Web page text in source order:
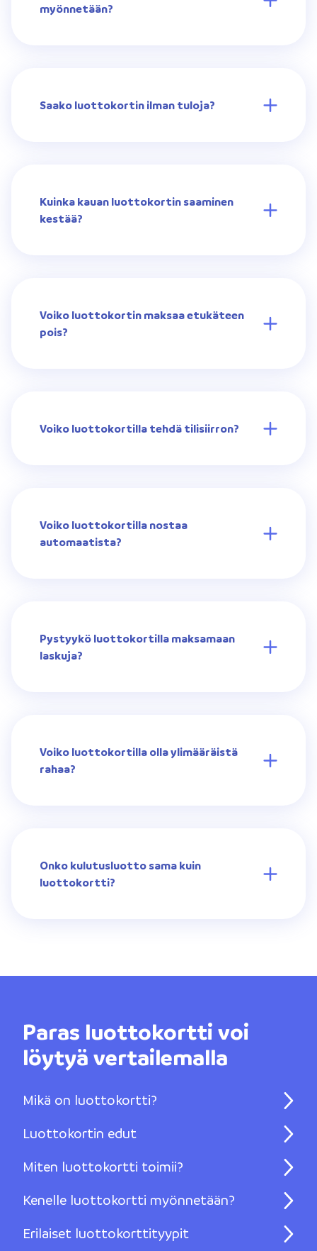
myönnetään?
Saako luottokortin ilman tuloja?
Kuinka kauan luottokortin saaminen
kestää?
Voiko luottokortin maksaa etukäteen
pois?
Voiko luottokortilla tehdä tilisiirron?
Voiko luottokortilla nostaa
automaatista?
Pystyykö luottokortilla maksamaan
laskuja?
Voiko luottokortilla olla ylimääräistä
rahaa?
Onko kulutusluotto sama kuin
luottokortti?
Paras luottokortti voi
löytyä vertailemalla
Mikä on luottokortti?
Luottokortin edut
Miten luottokortti toimii?
Kenelle luottokortti myönnetään?
Erilaiset luottokorttityypit